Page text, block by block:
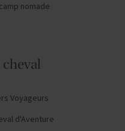
nomade
Voyageurs
d'Aventure